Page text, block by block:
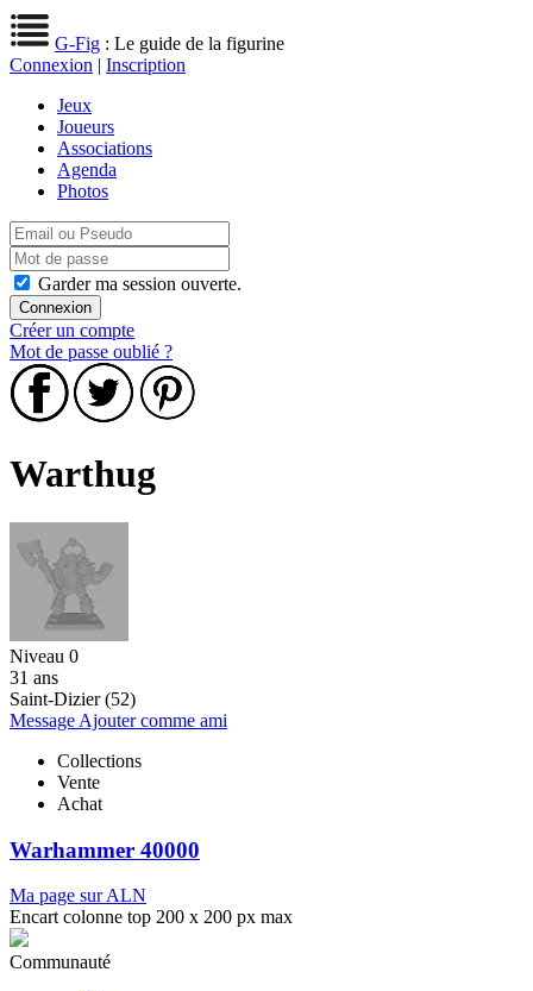
G-Fig : Le guide de la figurine
Connexion | Inscription
Jeux
Joueurs
Associations
Agenda
Photos
Garder ma session ouverte.
Créer un compte
Mot de passe oublié ?
Warthug
Niveau 0
31 ans
Saint-Dizier (52)
Message Ajouter comme ami
Collections
Vente
Achat
Warhammer 40000
Ma page sur ALN
Encart colonne top 200 x 200 px max
Communauté